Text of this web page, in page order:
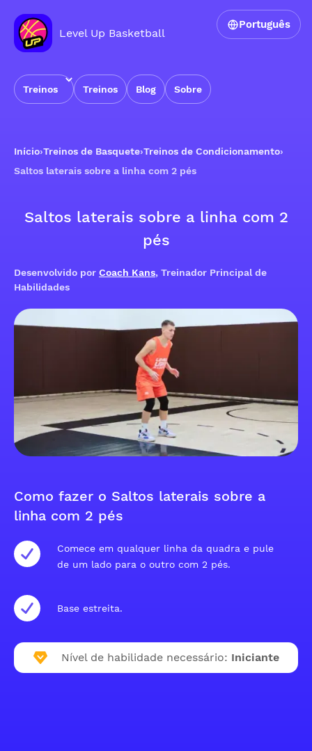
Level Up Basketball
Treinos Treinos Blog Sobre
Português
Início›Treinos de Basquete›Treinos de Condicionamento›
Saltos laterais sobre a linha com 2 pés
Saltos laterais sobre a linha com 2
pés
Desenvolvido por Coach Kans, Treinador Principal de
Habilidades
Como fazer o Saltos laterais sobre a
linha com 2 pés
Comece em qualquer linha da quadra e pule
de um lado para o outro com 2 pés.
Base estreita.
Nível de habilidade necessário: Iniciante